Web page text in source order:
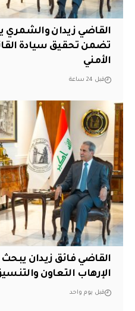
القاضي زيدان والشمري
تضمن تحقيق سيادة
الأمني
قبل 24 ساعة
القاضي فائق زيدان
الإرهاب التعاون
قبل يوم واحد